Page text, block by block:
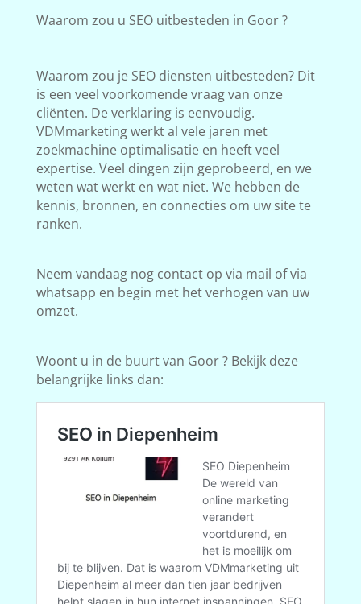
Waarom zou u SEO uitbesteden in Goor ?
Waarom zou je SEO diensten uitbesteden? Dit
is een veel voorkomende vraag van onze
cliënten. De verklaring is eenvoudig.
VDMmarketing werkt al vele jaren met
zoekmachine optimalisatie en heeft veel
expertise. Veel dingen zijn geprobeerd, en we
weten wat werkt en wat niet. We hebben de
kennis, bronnen, en connecties om uw site te
ranken.
Neem vandaag nog contact op via mail of via
whatsapp en begin met het verhogen van uw
omzet.
Woont u in de buurt van Goor ? Bekijk deze
belangrijke links dan: